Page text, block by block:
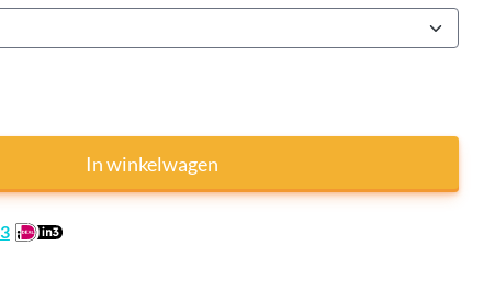
In winkelwagen